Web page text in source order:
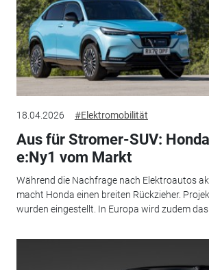
18.04.2026 #Elektromobilität
Aus für Stromer-SUV:
e:Ny1 vom Markt
Während die Nachfrage nach Elektroautos
macht Honda einen breiten Rückzieher.
wurden eingestellt. In Europa wird zudem das